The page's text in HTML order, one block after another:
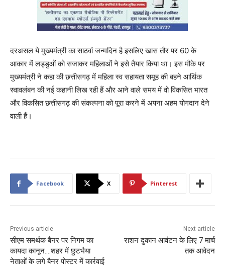
दरअसल ये मुख्यमंत्री का साठवां जन्मदिन है इसलिए खास तौर पर 60 के
आकार में लड्डुओं को सजाकर महिलाओं ने इसे तैयार किया था। इस मौके पर
मुख्यमंत्री ने कहा की छत्तीसगढ़ में महिला स्व सहायता समूह की बहने आर्थिक
स्वावलंबन की नई कहानी लिख रही हैं और आने वाले समय में वो विकसित भारत
और विकसित छत्तीसगढ़ की संकल्पना को पूरा करने में अपना अहम योगदान देने
वाली हैं।
Facebook X Pinterest
Previous article
सीएम समर्थक बैनर पर निगम का
कायदा कानून….शहर में छुटभैया
नेताओं के लगे बैनर पोस्टर में कार्रवाई
Next article
राशन दुकान आवंटन के लिए 7 मार्च
तक आवेदन